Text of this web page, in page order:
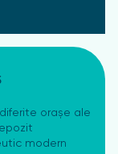
orașe ale
modern